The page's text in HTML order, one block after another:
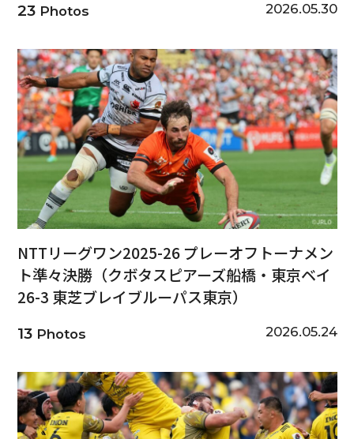
23Photos 2026.05.30
NTTリーグワン2025-26 プレーオフトーナメン
ト準々決勝（クボタスピアーズ船橋・東京ベイ
26-3 東芝ブレイブルーパス東京）
13Photos 2026.05.24